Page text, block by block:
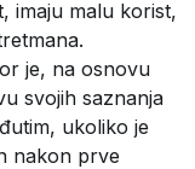
imaju malu korist,
je, na osnovu
svojih saznanja
ukoliko je
nakon prve